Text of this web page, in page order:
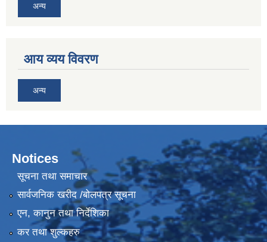
अन्य
आय व्यय विवरण
अन्य
Notices
सूचना तथा समाचार
सार्वजनिक खरीद /बोलपत्र सूचना
एन, कानुन तथा निर्देशिका
कर तथा शुल्कहरु